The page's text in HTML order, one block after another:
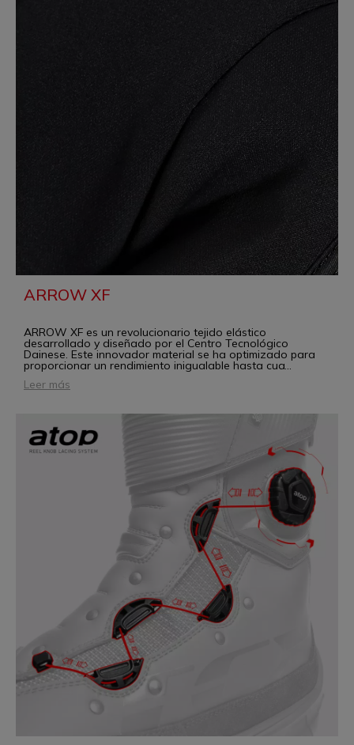
ARROW XF
ARROW XF es un revolucionario tejido elástico
desarrollado y diseñado por el Centro Tecnológico
Dainese. Este innovador material se ha optimizado para
proporcionar un rendimiento inigualable hasta cua...
Leer más